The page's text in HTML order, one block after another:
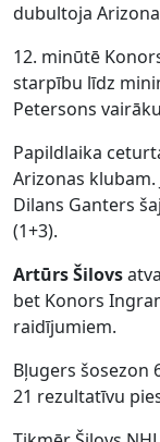
dubultoja
12. minūtē
starpību līdz
Petersons
Papildlaika
Arizonas klubam.
Dilans Ganters
(1+3).
Artūrs Šilovs
bet Konors
raidījumiem.
Bļugers šosezon
21 rezultatīvu